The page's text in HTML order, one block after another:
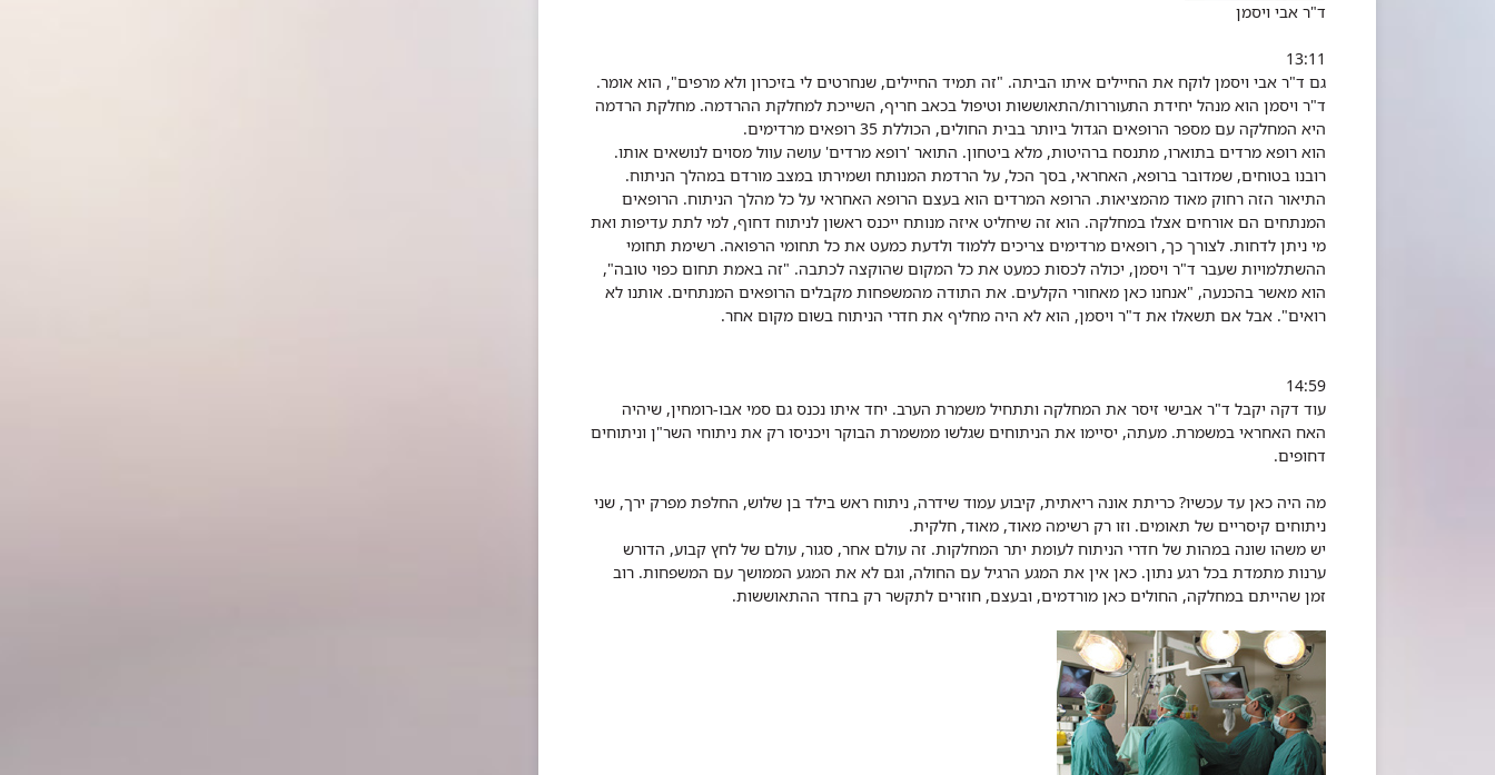
ד"ר אבי ויסמן
13:11
גם ד"ר אבי ויסמן לוקח את החיילים איתו הביתה. "זה תמיד החיילים, שנחרטים לי בזיכרון ולא מרפים", הוא אומר.
ד"ר ויסמן הוא מנהל יחידת התעוררות/התאוששות וטיפול בכאב חריף, השייכת למחלקת ההרדמה. מחלקת הרדמה
היא המחלקה עם מספר הרופאים הגדול ביותר בבית החולים, הכוללת 35 רופאים מרדימים.
הוא רופא מרדים בתוארו, מתנסח ברהיטות, מלא ביטחון. התואר 'רופא מרדים' עושה עוול מסוים לנושאים אותו.
רובנו בטוחים, שמדובר ברופא, האחראי, בסך הכל, על הרדמת המנותח ושמירתו במצב מורדם במהלך הניתוח.
התיאור הזה רחוק מאוד מהמציאות. הרופא המרדים הוא בעצם הרופא האחראי על כל מהלך הניתוח. הרופאים
המנתחים הם אורחים אצלו במחלקה. הוא זה שיחליט איזה מנותח ייכנס ראשון לניתוח דחוף, למי לתת עדיפות ואת
מי ניתן לדחות. לצורך כך, רופאים מרדימים צריכים ללמוד ולדעת כמעט את כל תחומי הרפואה. רשימת תחומי
ההשתלמויות שעבר ד"ר ויסמן, יכולה לכסות כמעט את כל המקום שהוקצה לכתבה. "זה באמת תחום כפוי טובה",
הוא מאשר בהכנעה, "אנחנו כאן מאחורי הקלעים. את התודה מהמשפחות מקבלים הרופאים המנתחים. אותנו לא
רואים". אבל אם תשאלו את ד"ר ויסמן, הוא לא היה מחליף את חדרי הניתוח בשום מקום אחר.
14:59
עוד דקה יקבל ד"ר אבישי זיסר את המחלקה ותתחיל משמרת הערב. יחד איתו נכנס גם סמי אבו-רומחין, שיהיה
האח האחראי במשמרת. מעתה, יסיימו את הניתוחים שגלשו ממשמרת הבוקר ויכניסו רק את ניתוחי השר"ן וניתוחים
דחופים.
מה היה כאן עד עכשיו? כריתת אונה ריאתית, קיבוע עמוד שידרה, ניתוח ראש בילד בן שלוש, החלפת מפרק ירך, שני
ניתוחים קיסריים של תאומים. וזו רק רשימה מאוד, מאוד, חלקית.
יש משהו שונה במהות של חדרי הניתוח לעומת יתר המחלקות. זה עולם אחר, סגור, עולם של לחץ קבוע, הדורש
ערנות מתמדת בכל רגע נתון. כאן אין את המגע הרגיל עם החולה, וגם לא את המגע הממושך עם המשפחות. רוב
זמן שהייתם במחלקה, החולים כאן מורדמים, ובעצם, חוזרים לתקשר רק בחדר ההתאוששות.